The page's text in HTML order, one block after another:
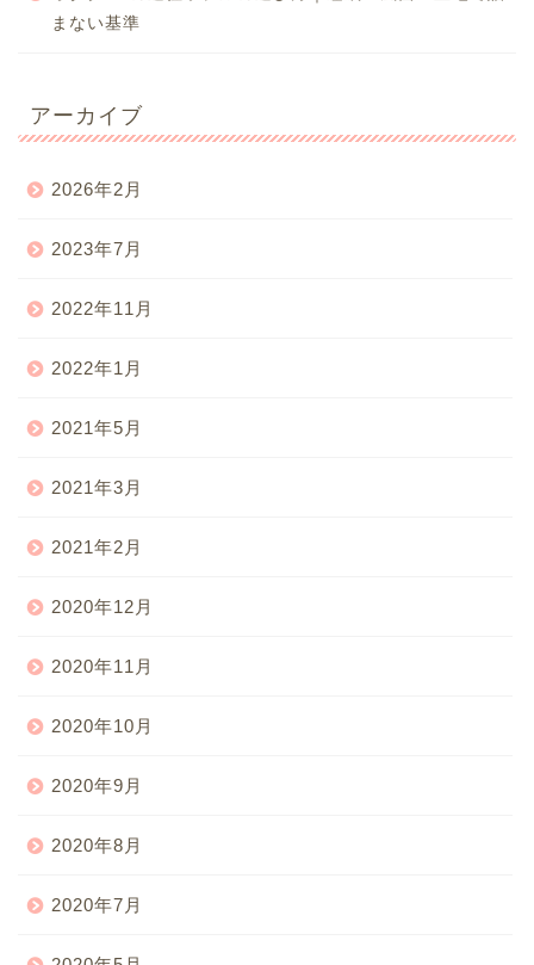
まない基準
アーカイブ
2026年2月
2023年7月
2022年11月
2022年1月
2021年5月
2021年3月
2021年2月
2020年12月
2020年11月
2020年10月
2020年9月
2020年8月
2020年7月